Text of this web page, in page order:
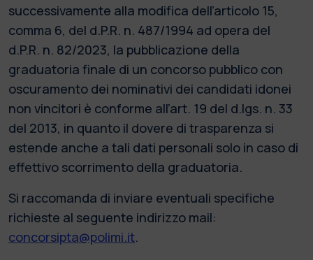
successivamente alla modifica dell’articolo 15,
comma 6, del d.P.R. n. 487/1994 ad opera del
d.P.R. n. 82/2023, la pubblicazione della
graduatoria finale di un concorso pubblico con
oscuramento dei nominativi dei candidati idonei
non vincitori è conforme all’art. 19 del d.lgs. n. 33
del 2013, in quanto il dovere di trasparenza si
estende anche a tali dati personali solo in caso di
effettivo scorrimento della graduatoria.
Si raccomanda di inviare eventuali specifiche
richieste al seguente indirizzo mail:
concorsipta@polimi.it.